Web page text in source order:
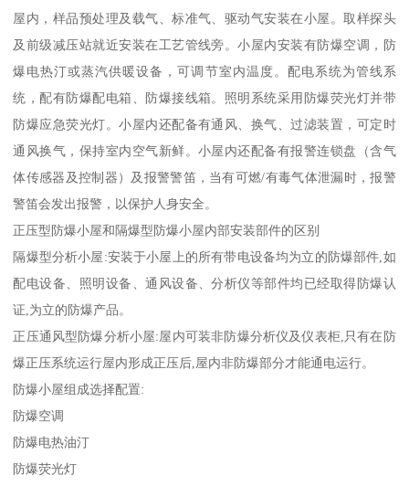
屋内，样品预处理及载气、标准气、驱动气安装在小屋。取样探头
及前级减压站就近安装在工艺管线旁。小屋内安装有防爆空调，防
爆电热汀或蒸汽供暖设备，可调节室内温度。配电系统为管线系
统，配有防爆配电箱、防爆接线箱。照明系统采用防爆荧光灯并带
防爆应急荧光灯。小屋内还配备有通风、换气、过滤装置，可定时
通风换气，保持室内空气新鲜。小屋内还配备有报警连锁盘（含气
体传感器及控制器）及报警警笛，当有可燃/有毒气体泄漏时，报警
警笛会发出报警，以保护人身安全。
正压型防爆小屋和隔爆型防爆小屋内部安装部件的区别
隔爆型分析小屋:安装于小屋上的所有带电设备均为立的防爆部件,如
配电设备、照明设备、通风设备、分析仪等部件均已经取得防爆认
证,为立的防爆产品。
正压通风型防爆分析小屋:屋内可装非防爆分析仪及仪表柜,只有在防
爆正压系统运行屋内形成正压后,屋内非防爆部分才能通电运行。
防爆小屋组成选择配置:
防爆空调
防爆电热油汀
防爆荧光灯